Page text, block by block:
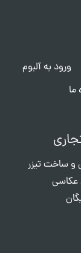
ورود به آلبوم
ما
و ساخت تیزر
عکاسی